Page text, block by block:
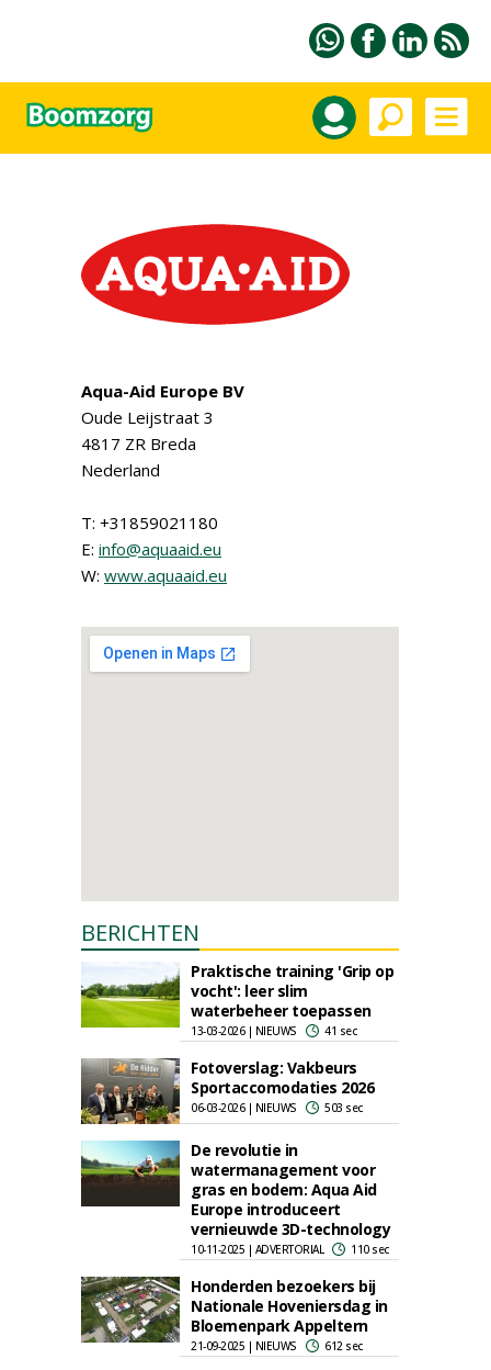
Aqua-Aid Europe BV
Oude Leijstraat 3
4817 ZR Breda
Nederland
T: +31859021180
E: info@aquaaid.eu
W: www.aquaaid.eu
BERICHTEN
Praktische training 'Grip op
vocht': leer slim
waterbeheer toepassen
13-03-2026 | NIEUWS 41 sec
Fotoverslag: Vakbeurs
Sportaccomodaties 2026
06-03-2026 | NIEUWS 503 sec
De revolutie in
watermanagement voor
gras en bodem: Aqua Aid
Europe introduceert
vernieuwde 3D-technology
10-11-2025 | ADVERTORIAL 110 sec
Honderden bezoekers bij
Nationale Hoveniersdag in
Bloemenpark Appeltern
21-09-2025 | NIEUWS 612 sec